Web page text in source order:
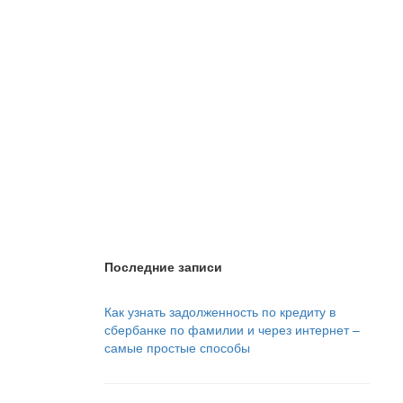
Последние записи
Как узнать задолженность по кредиту в
сбербанке по фамилии и через интернет –
самые простые способы